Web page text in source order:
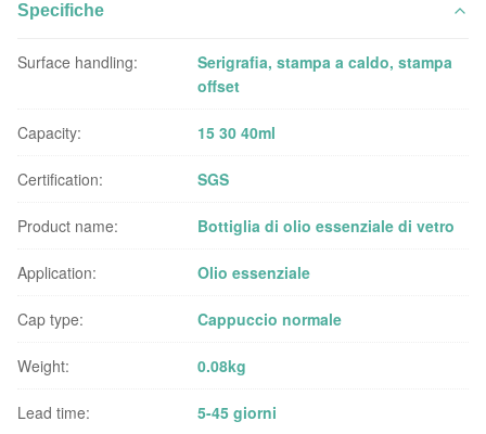
Specifiche
Surface handling:
Serigrafia, stampa a caldo, stampa
offset
Capacity: 15 30 40ml
Certification: SGS
Product name: Bottiglia di olio essenziale di vetro
Application: Olio essenziale
Cap type: Cappuccio normale
Weight: 0.08kg
Lead time: 5-45 giorni